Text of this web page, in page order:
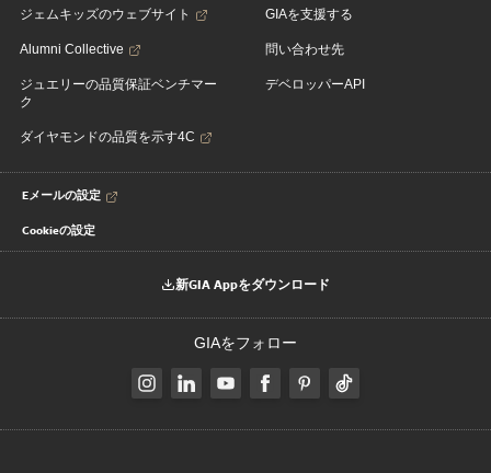
ジェムキッズのウェブサイト
Alumni Collective
ジュエリーの品質保証ベンチマー
ク
ダイヤモンドの品質を示す4C
GIAを支援する
問い合わせ先
デベロッパーAPI
Eメールの設定
Cookieの設定
新GIA Appをダウンロード
GIAをフォロー